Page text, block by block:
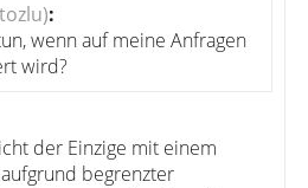
:
wenn auf meine Anfragen
wird?
der Einzige mit einem
begrenzter